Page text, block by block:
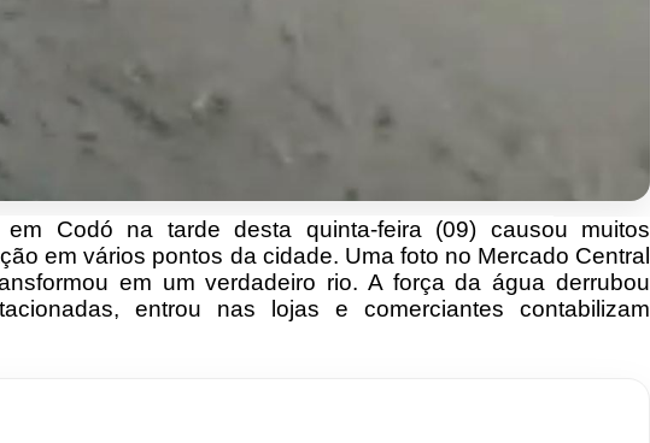
Codó na tarde desta quinta-feira (09) causou muitos
em vários pontos da cidade. Uma foto no Mercado Central
em um verdadeiro rio. A força da água derrubou
entrou nas lojas e comerciantes contabilizam